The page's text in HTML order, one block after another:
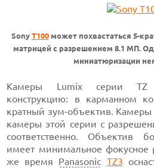
Sony T100может похвастаться 5-
матрицей с разрешением 8.1 МП.
миниатюризации
Камеры Lumix серии TZ
конструкцию: в карманном
кратный зум-объектив. Камеры
камеры этой серии с
соответственно. Объектив
имеет минимальное фокусное
же время Panasonic TZ3